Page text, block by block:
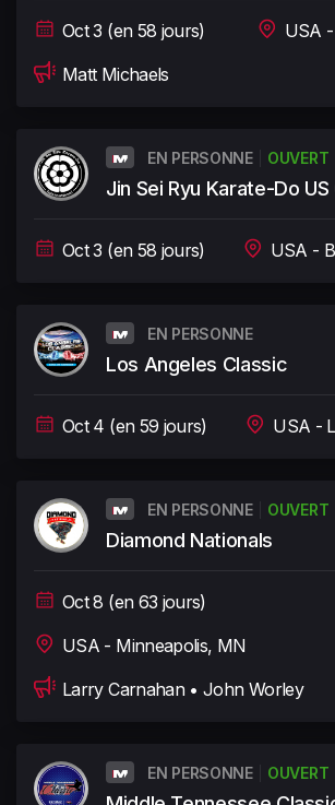
Oct 3 (en 58 jours)
USA
Matt Michaels
EN PERSONNE OUVERT
Jin Sei Ryu Karate-Do
Oct 3 (en 58 jours) USA -
EN PERSONNE
Los Angeles Classic
Oct 4 (en 59 jours) USA -
EN PERSONNE OUVERT
Diamond Nationals
Oct 8 (en 63 jours)
USA - Minneapolis, MN
Larry Carnahan • John Worley
EN PERSONNE OUVERT